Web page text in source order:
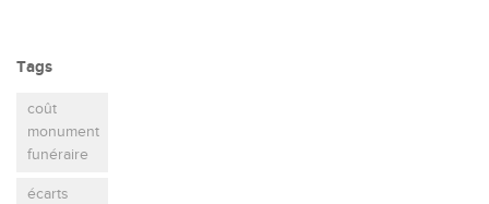
Tags
coût
monument
funéraire
écarts